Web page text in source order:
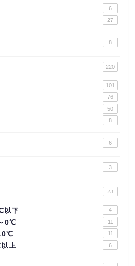
6
27
8
220
101
76
50
8
6
3
23
以下 4
0℃ 11
11
上 6